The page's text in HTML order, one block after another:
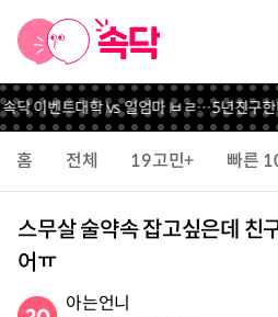
닥 이벤트대학 vs 일엄마 ㅂㄹ…5년친구한
홈 전체 19고민+ 빠른
스무살 술약속 잡고싶은데 친
어ㅠ
아는언니